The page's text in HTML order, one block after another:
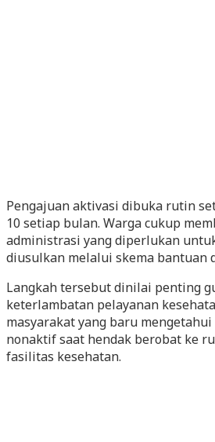
Pengajuan aktivasi dibuka rutin
10 setiap bulan. Warga cukup
administrasi yang diperlukan
diusulkan melalui skema bantuan
Langkah tersebut dinilai penting
keterlambatan pelayanan
masyarakat yang baru mengetahui
nonaktif saat hendak berobat ke
fasilitas kesehatan.